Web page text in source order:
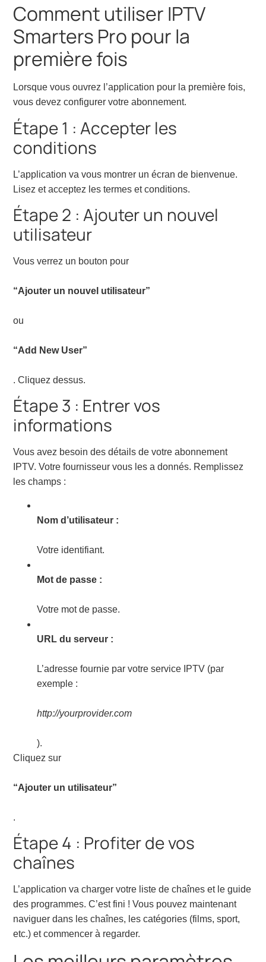
Comment utiliser IPTV
Smarters Pro pour la
première fois
Lorsque vous ouvrez l’application pour la première fois,
vous devez configurer votre abonnement.
Étape 1 : Accepter les
conditions
L’application va vous montrer un écran de bienvenue.
Lisez et acceptez les termes et conditions.
Étape 2 : Ajouter un nouvel
utilisateur
Vous verrez un bouton pour
“Ajouter un nouvel utilisateur”
ou
“Add New User”
. Cliquez dessus.
Étape 3 : Entrer vos
informations
Vous avez besoin des détails de votre abonnement
IPTV. Votre fournisseur vous les a donnés. Remplissez
les champs :
Nom d’utilisateur :
Votre identifiant.
Mot de passe :
Votre mot de passe.
URL du serveur :
L’adresse fournie par votre service IPTV (par
exemple :
http://yourprovider.com
).
Cliquez sur
“Ajouter un utilisateur”
.
Étape 4 : Profiter de vos
chaînes
L’application va charger votre liste de chaînes et le guide
des programmes. C’est fini ! Vous pouvez maintenant
naviguer dans les chaînes, les catégories (films, sport,
etc.) et commencer à regarder.